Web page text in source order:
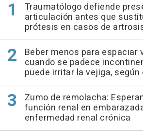
Traumatólogo defiende
articulación antes que
prótesis en casos de
Beber menos para espaciar
cuando se padece
puede irritar la vejiga, según
Zumo de remolacha:
función renal en
enfermedad renal crónica